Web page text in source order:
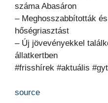
száma Abasáron
– Meghosszabbították
hőségriasztást
– Új jövevényekkel
állatkertben
#frisshírek #aktuális
source